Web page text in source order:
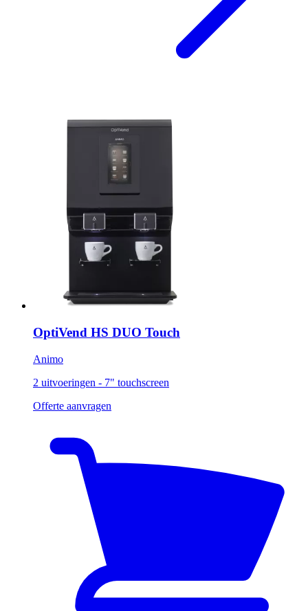
OptiVend HS DUO Touch
Animo
2 uitvoeringen - 7" touchscreen
Offerte aanvragen